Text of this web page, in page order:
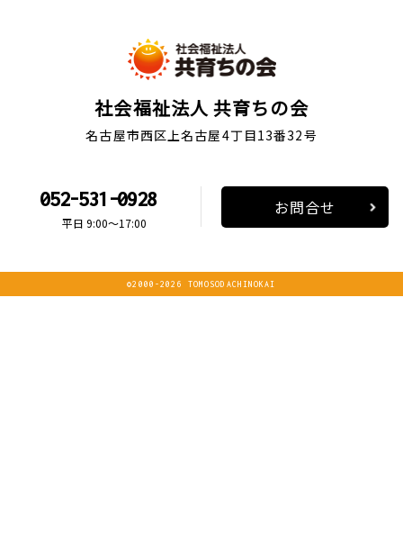
社会福祉法人 共育ちの会
名古屋市西区上名古屋4丁目13番32号
052-531-0928
平日 9:00～17:00
お問合せ
©2000-2026 TOMOSODACHINOKAI